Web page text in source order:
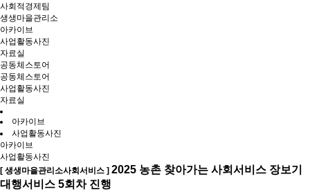
사회적경제팀
생생마을관리소
아카이브
사업활동사진
자료실
공동체스토어
공동체스토어
사업활동사진
자료실
아카이브
사업활동사진
아카이브
사업활동사진
[ 생생마을관리소사회서비스 ] 2025 농촌 찾아가는 사회서비스 장보기
대행서비스 5회차 진행